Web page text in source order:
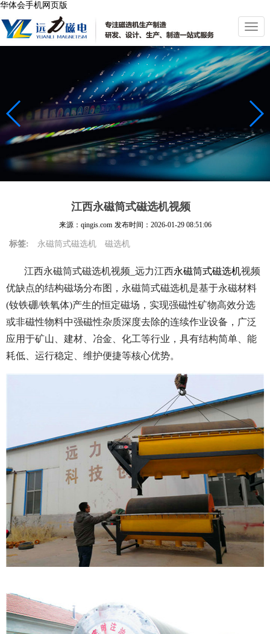
华体会手机网页版
切
换
导
航
江西永磁筒式磁选机视频
来源：qingis.com 发布时间： 2026-01-29 08:51:06
标签: 永磁筒式磁选机 磁选机
江西永磁筒式磁选机视频_远力江西永磁筒式磁选机视频
优缺点的结构磁场分布图，永磁筒式磁选机是基于永磁材料
(钕铁硼/铁氧体)产生的恒定磁场，实现强磁性矿物高效分选
或非磁性物料中强磁性杂质深度去除的连续作业设备，广泛
应用于矿山、建材、冶金、化工等行业，具有结构简单、能
耗低、运行稳定、维护便捷等核心优势。